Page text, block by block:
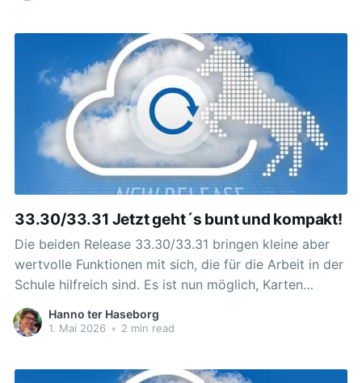
33.30/33.31 Jetzt geht´s bunt und kompakt!
Die beiden Release 33.30/33.31 bringen kleine aber
wertvolle Funktionen mit sich, die für die Arbeit in der
Schule hilfreich sind. Es ist nun möglich, Karten
innerhalb von Bereichen farblich zu gestalten. Damit
lassen sich Lerninhalte besser hervorgehoben und
Hanno ter Haseborg
1. Mai 2026 • 2 min read